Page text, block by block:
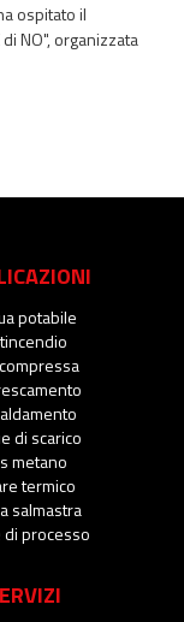
ospitato il
NO", organizzata
potabile
di scarico
metano
termico
salmastra
di processo